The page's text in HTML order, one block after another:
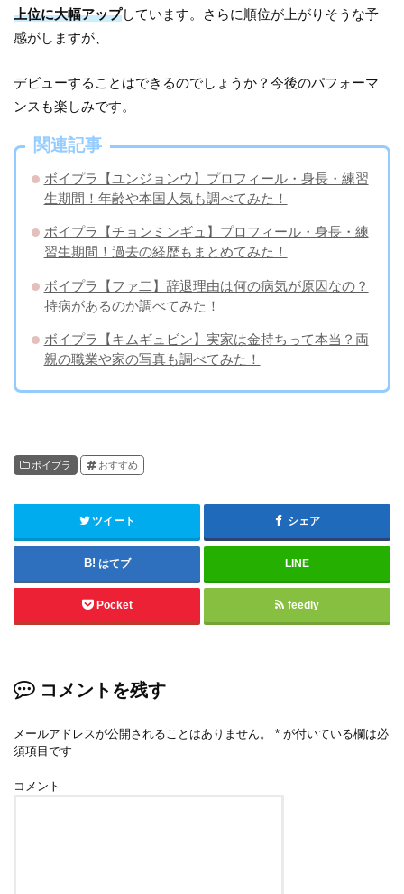
上位に大幅アップしています。さらに順位が上がりそうな予
感がしますが、
デビューすることはできるのでしょうか？今後のパフォーマ
ンスも楽しみです。
関連記事
ボイプラ【ユンジョンウ】プロフィール・身長・練習
生期間！年齢や本国人気も調べてみた！
ボイプラ【チョンミンギュ】プロフィール・身長・練
習生期間！過去の経歴もまとめてみた！
ボイプラ【ファ二】辞退理由は何の病気が原因なの？
持病があるのか調べてみた！
ボイプラ【キムギュビン】実家は金持ちって本当？両
親の職業や家の写真も調べてみた！
ボイプラ おすすめ
ツイート シェア
はてブ LINE
Pocket feedly
コメントを残す
メールアドレスが公開されることはありません。 * が付いている欄は必
須項目です
コメント